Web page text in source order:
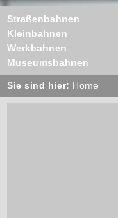
Straßenbahnen
Kleinbahnen
Werkbahnen
Museumsbahnen
Sie sind hier: Home